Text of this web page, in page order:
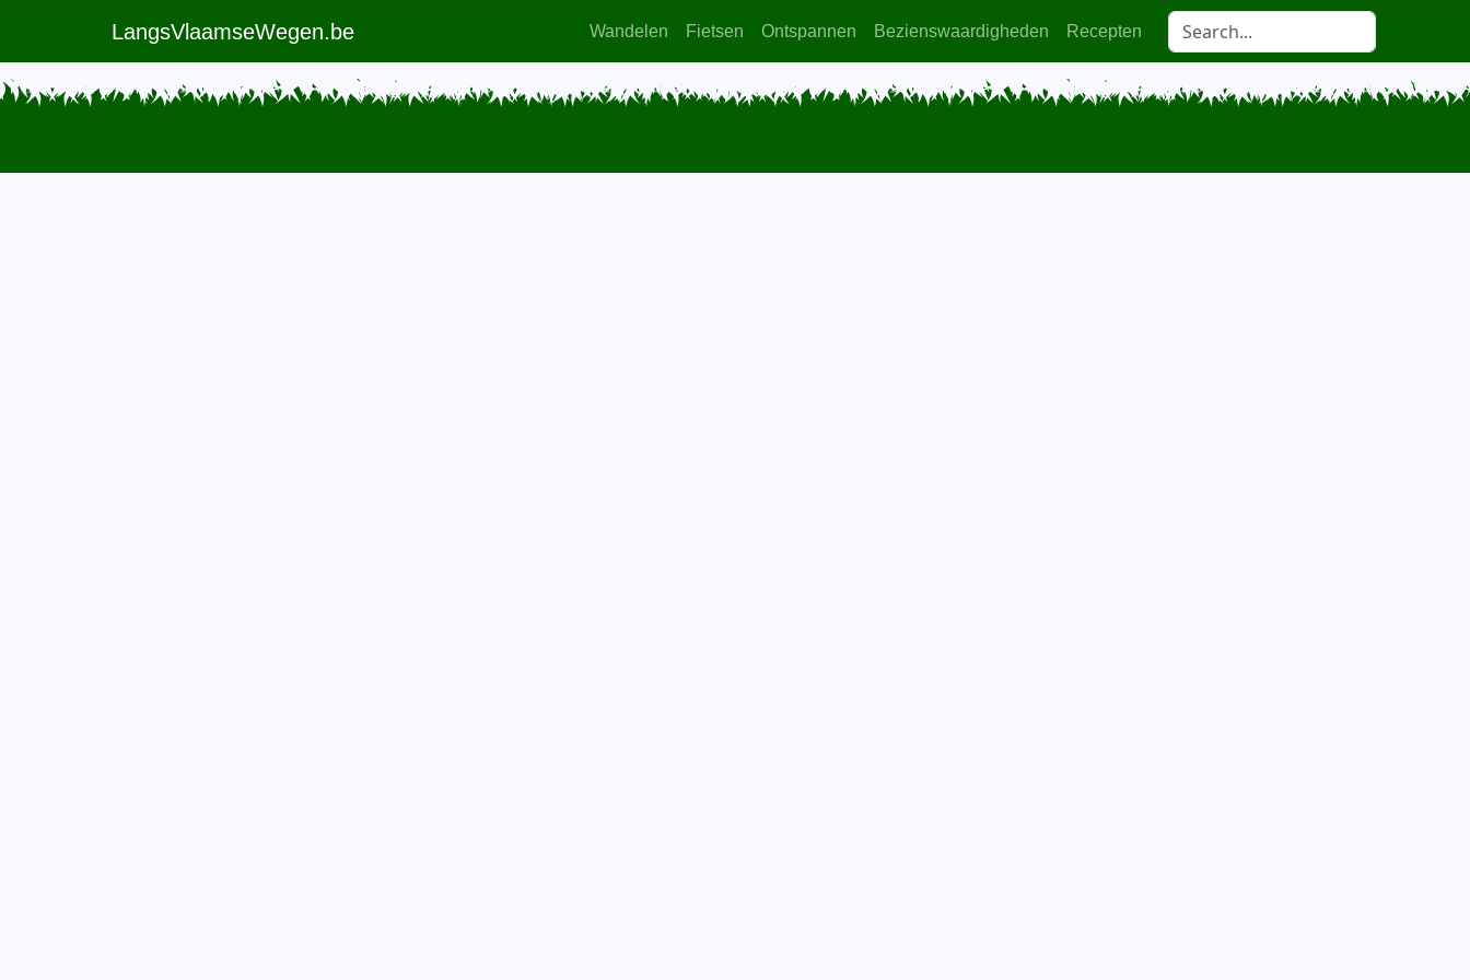
LangsVlaamseWegen.be Wandelen Fietsen Ontspannen Bezienswaardigheden Recepten